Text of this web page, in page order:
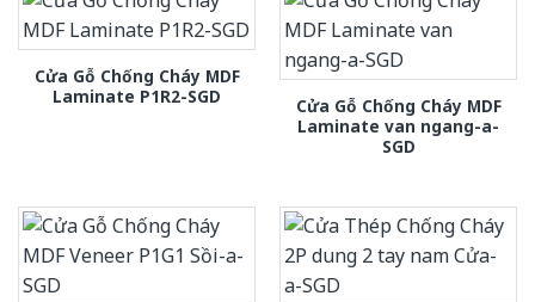
Cửa Gỗ Chống Cháy MDF
Laminate P1R2-SGD
Cửa Gỗ Chống Cháy MDF
Laminate van ngang-a-
SGD